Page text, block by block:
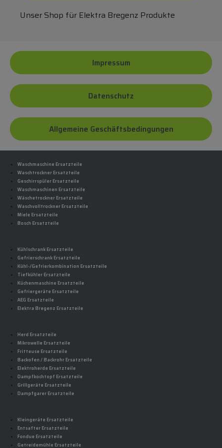
Unser Shop für Elektra Bregenz Produkte
Impressum
Datenschutz
Allgemeine Geschäftsbedingungen
Waschmaschine Ersatzteile
Waschtrockner Ersatzteile
Geschirrspüler Ersatzteile
Waschmaschinen Ersatzteile
Wäschetrockner Ersatzteile
Waschvolltrockner Ersatzteile
Miele Ersatzteile
Bosch Ersatzteile
Kühlschrank Ersatzteile
Gefrierschrank Ersatzteile
Kühl-/Gefrierkombination Ersatzteile
Tiefkühler Ersatzteile
Küchenmaschine Ersatzteile
Gefriergeräte Ersatzteile
AEG Ersatzteile
Elektra Bregenz Ersatzteile
Herd Ersatzteile
Mikrowelle Ersatzteile
Fritteuse Ersatzteile
Backofen / Backrohr Ersatzteile
Elektroherde Ersatzteile
Dampfkochtopf Ersatzteile
Grillgeräte Ersatzteile
Dampfgarer Ersatzteile
Kleingeräte Ersatzteile
Entsafter Ersatzteile
Fondue Ersatzteile
Getreidemühle Ersatzteile